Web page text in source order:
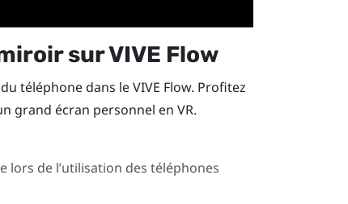
surVIVE Flow
téléphone dans leVIVE Flow. Profitez
grand écran personnel en VR.
lors de l’utilisation des téléphones